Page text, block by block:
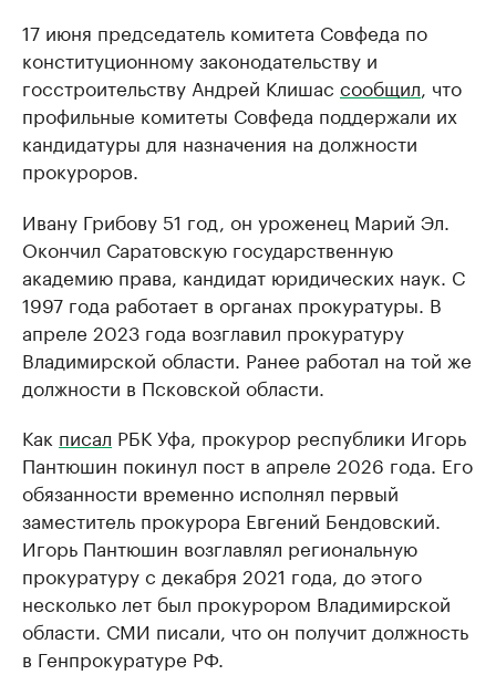
17 июня председатель комитета Совфеда по
конституционному законодательству и
госстроительству Андрей Клишас сообщил , что
профильные комитеты Совфеда поддержали их
кандидатуры для назначения на должности
прокуроров.
Ивану Грибову 51 год, он уроженец Марий Эл.
Окончил Саратовскую государственную
академию права, кандидат юридических наук. С
1997 года работает в органах прокуратуры. В
апреле 2023 года возглавил прокуратуру
Владимирской области. Ранее работал на той же
должности в Псковской области.
Как писал РБК Уфа, прокурор республики Игорь
Пантюшин покинул пост в апреле 2026 года. Его
обязанности временно исполнял первый
заместитель прокурора Евгений Бендовский.
Игорь Пантюшин возглавлял региональную
прокуратуру с декабря 2021 года, до этого
несколько лет был прокурором Владимирской
области. СМИ писали, что он получит должность
в Генпрокуратуре РФ.